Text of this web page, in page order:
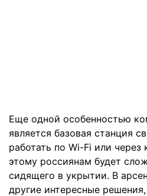
Еще одной особенностью
является базовая станция
работать по Wi-Fi или через
этому россиянам будет
сидящего в укрытии. В
другие интересные